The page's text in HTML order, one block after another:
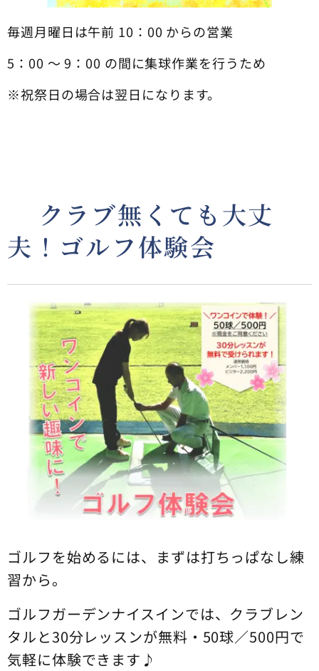
毎週月曜日は午前 10：00 からの営業
5：00 〜 9：00 の間に集球作業を行うため
※祝祭日の場合は翌日になります。
🔰クラブ無くても大丈
夫！ゴルフ体験会
ゴルフを始めるには、まずは打ちっぱなし練
習から。
ゴルフガーデンナイスインでは、クラブレン
タルと30分レッスンが無料・50球／500円で
気軽に体験できます♪